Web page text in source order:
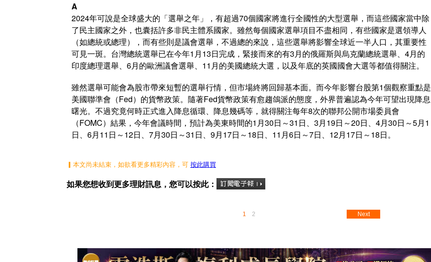
A
2024年可說是全球盛大的「選舉之年」，有超過70個國家將進行全國性的大型選舉，而這些國家當中除
了民主國家之外，也囊括許多非民主體系國家。雖然每個國家選舉項目不盡相同，有些國家是選領導人
（如總統或總理），而有些則是議會選舉，不過總的來說，這些選舉將影響全球近一半人口，其重要性
可見一斑。台灣總統選舉已在今年1月13日完成，緊接而來的有3月的俄羅斯與烏克蘭總統選舉、4月的
印度總理選舉、6月的歐洲議會選舉、11月的美國總統大選，以及年底的英國國會大選等都值得關注。
雖然選舉可能會為股市帶來短暫的選舉行情，但市場終將回歸基本面。而今年影響台股第1個觀察重點是
美國聯準會（Fed）的貨幣政策。隨著Fed貨幣政策有愈趨鴿派的態度，外界普遍認為今年可望出現降息
曙光。不過究竟何時正式進入降息循環、降息幾碼等，就得關注每年8次的聯邦公開市場委員會
（FOMC）結果，今年會議時間，預計為美東時間的1月30日～31日、3月19日～20日、4月30日～5月1
日、6月11日～12日、7月30日～31日、9月17日～18日、11月6日～7日、12月17日～18日。
▎本文尚未結束，如欲看更多精彩內容，可 按此購買
如果您想收到更多理財訊息，您可以按此：
1 2 Next